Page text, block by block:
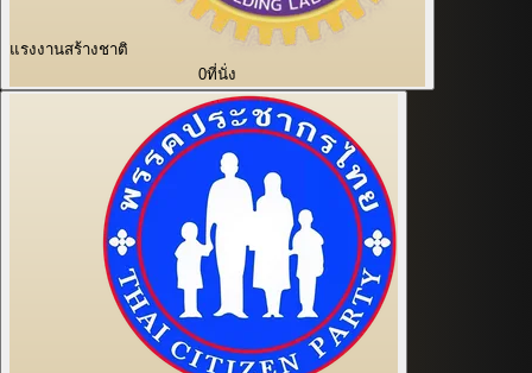
แรงงานสร้างชาติ
0ที่นั่ง